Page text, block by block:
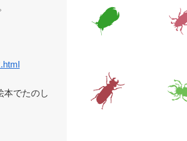
本でたのし